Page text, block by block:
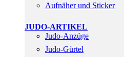
Aufnäher und Sticker
JUDO-ARTIKEL
Judo-Anzüge
Judo-Gürtel